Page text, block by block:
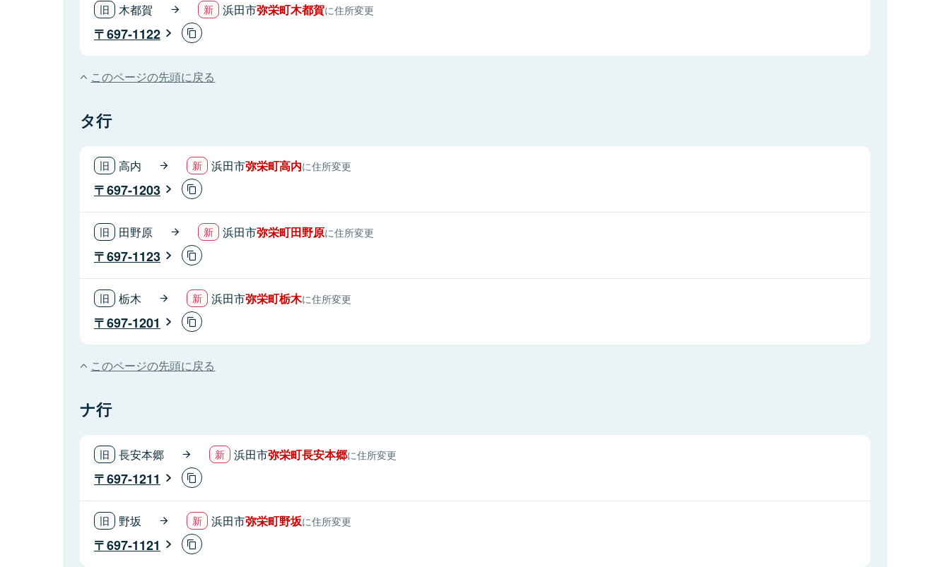
木都賀 浜田市弥栄町木都賀に住所変更
697-1122
このページの先頭に戻る
タ行
高内 浜田市弥栄町高内に住所変更
697-1203
田野原 浜田市弥栄町田野原に住所変更
697-1123
栃木 浜田市弥栄町栃木に住所変更
697-1201
このページの先頭に戻る
ナ行
長安本郷 浜田市弥栄町長安本郷に住所変更
697-1211
野坂 浜田市弥栄町野坂に住所変更
697-1121